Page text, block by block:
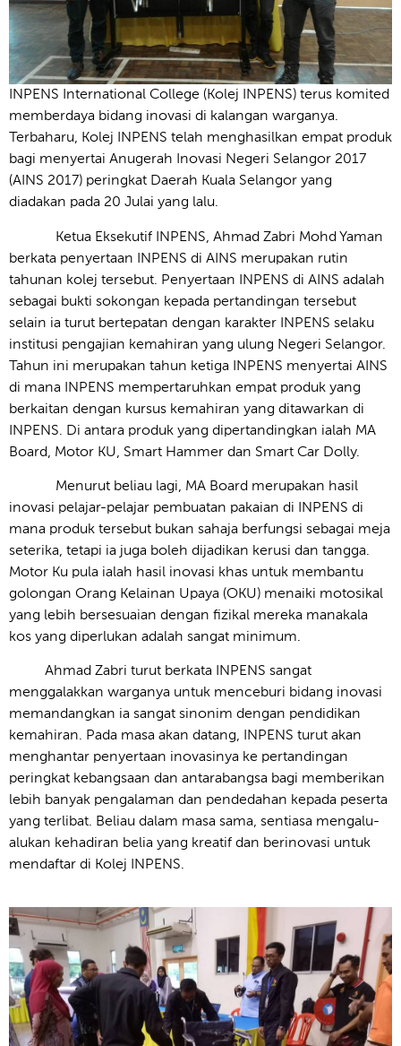
INPENS International College (Kolej INPENS) terus komited
memberdaya bidang inovasi di kalangan warganya.
Terbaharu, Kolej INPENS telah menghasilkan empat produk
bagi menyertai Anugerah Inovasi Negeri Selangor 2017
(AINS 2017) peringkat Daerah Kuala Selangor yang
diadakan pada 20 Julai yang lalu.
Ketua Eksekutif INPENS, Ahmad Zabri Mohd Yaman
berkata penyertaan INPENS di AINS merupakan rutin
tahunan kolej tersebut. Penyertaan INPENS di AINS adalah
sebagai bukti sokongan kepada pertandingan tersebut
selain ia turut bertepatan dengan karakter INPENS selaku
institusi pengajian kemahiran yang ulung Negeri Selangor.
Tahun ini merupakan tahun ketiga INPENS menyertai AINS
di mana INPENS mempertaruhkan empat produk yang
berkaitan dengan kursus kemahiran yang ditawarkan di
INPENS. Di antara produk yang dipertandingkan ialah MA
Board, Motor KU, Smart Hammer dan Smart Car Dolly.
Menurut beliau lagi, MA Board merupakan hasil
inovasi pelajar-pelajar pembuatan pakaian di INPENS di
mana produk tersebut bukan sahaja berfungsi sebagai meja
seterika, tetapi ia juga boleh dijadikan kerusi dan tangga.
Motor Ku pula ialah hasil inovasi khas untuk membantu
golongan Orang Kelainan Upaya (OKU) menaiki motosikal
yang lebih bersesuaian dengan fizikal mereka manakala
kos yang diperlukan adalah sangat minimum.
Ahmad Zabri turut berkata INPENS sangat
menggalakkan warganya untuk menceburi bidang inovasi
memandangkan ia sangat sinonim dengan pendidikan
kemahiran. Pada masa akan datang, INPENS turut akan
menghantar penyertaan inovasinya ke pertandingan
peringkat kebangsaan dan antarabangsa bagi memberikan
lebih banyak pengalaman dan pendedahan kepada peserta
yang terlibat. Beliau dalam masa sama, sentiasa mengalu-
alukan kehadiran belia yang kreatif dan berinovasi untuk
mendaftar di Kolej INPENS.